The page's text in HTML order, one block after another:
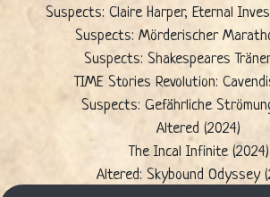
Suspects: Claire Harper, Eternal
Suspects: Mörderischer
Suspects: Shakespeares
TIME Stories Revolution:
Suspects: Gefährliche
Altered (2024)
The Incal Infinite (2024)
Altered: Skybound Odyssey